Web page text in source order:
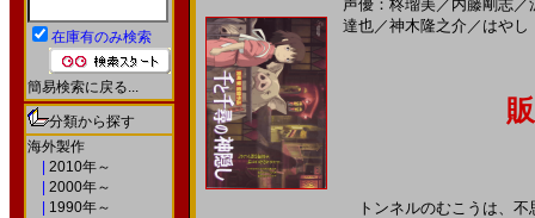
在庫有のみ検索
簡易検索に戻る...
分類から探す
海外製作
2010年～
2000年～
1990年～
声優：柊瑠美／ 内藤剛志／
達也／神木隆之介 ／ はやし
トンネルのむこうは、